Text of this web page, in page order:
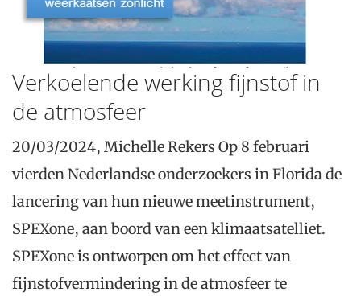
Verkoelende werking fijnstof in
de atmosfeer
20/03/2024, Michelle Rekers Op 8 februari
vierden Nederlandse onderzoekers in Florida de
lancering van hun nieuwe meetinstrument,
SPEXone, aan boord van een klimaatsatelliet.
SPEXone is ontworpen om het effect van
fijnstofvermindering in de atmosfeer te